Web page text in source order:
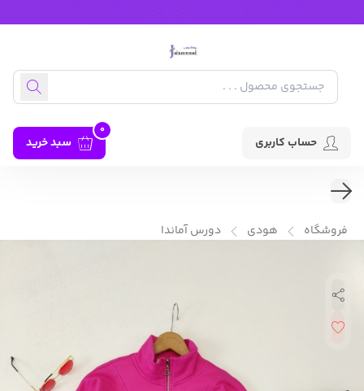
حساب کاربری سبد خرید
0
فروشگاه هودی دورس آماندا